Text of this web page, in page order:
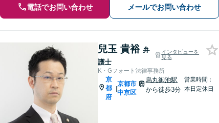
電話でお問い合わせ メールでお問い合わせ
兒玉 貴裕 弁
護士
インタビューを
見る
K・Gフォート法律事務所
京
都
府
|
京都市
中京区
烏丸御池駅
から徒歩3分
営業時間：
本日定休日